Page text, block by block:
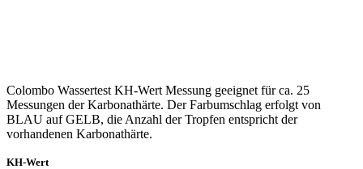
Colombo Wassertest KH-Wert Messung geeignet für ca. 25
Messungen der Karbonathärte. Der Farbumschlag erfolgt von
BLAU auf GELB, die Anzahl der Tropfen entspricht der
vorhandenen Karbonathärte.
KH-Wert